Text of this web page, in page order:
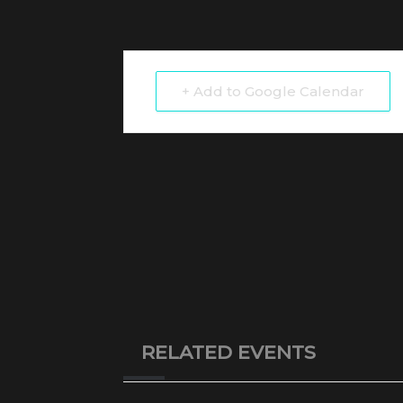
+ Add to Google Calendar
RELATED EVENTS